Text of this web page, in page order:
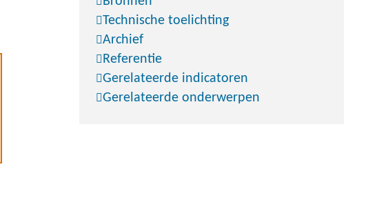
Technische toelichting
Archief
Referentie
Gerelateerde indicatoren
Gerelateerde onderwerpen